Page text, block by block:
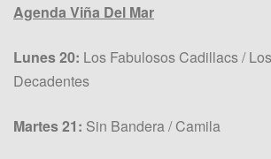
Agenda Viña Del Mar
Lunes 20: Los Fabulosos Cadillacs /
Decadentes
Martes 21: Sin Bandera / Camila